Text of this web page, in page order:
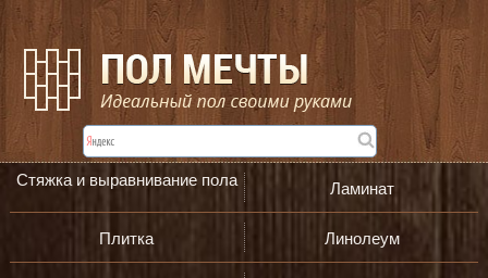
Стяжка и выравнивание пола Ламинат
Плитка Линолеум